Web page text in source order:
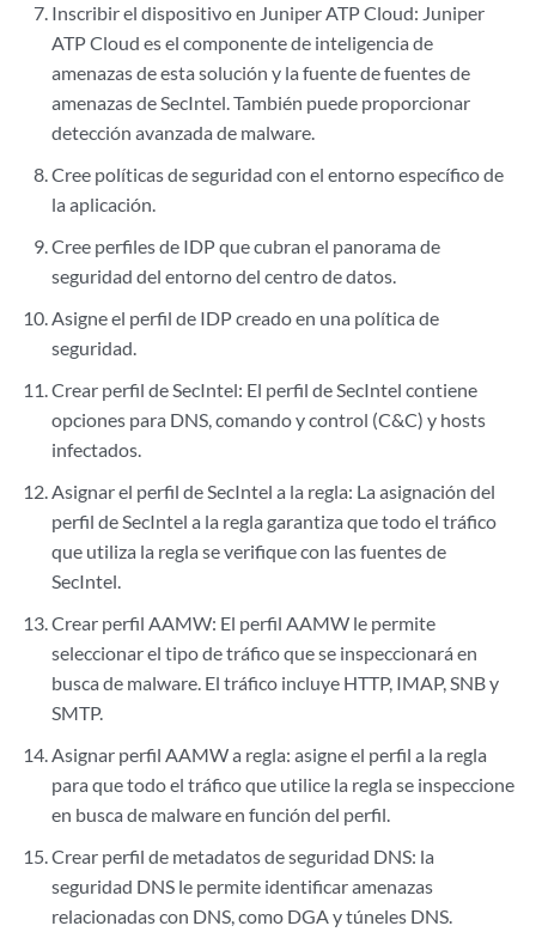
Inscribir el dispositivo en Juniper ATP Cloud: Juniper
ATP Cloud es el componente de inteligencia de
amenazas de esta solución y la fuente de fuentes de
amenazas de SecIntel. También puede proporcionar
detección avanzada de malware.
Cree políticas de seguridad con el entorno específico de
la aplicación.
Cree perfiles de IDP que cubran el panorama de
seguridad del entorno del centro de datos.
Asigne el perfil de IDP creado en una política de
seguridad.
Crear perfil de SecIntel: El perfil de SecIntel contiene
opciones para DNS, comando y control (C&C) y hosts
infectados.
Asignar el perfil de SecIntel a la regla: La asignación del
perfil de SecIntel a la regla garantiza que todo el tráfico
que utiliza la regla se verifique con las fuentes de
SecIntel.
Crear perfil AAMW: El perfil AAMW le permite
seleccionar el tipo de tráfico que se inspeccionará en
busca de malware. El tráfico incluye HTTP, IMAP, SNB y
SMTP.
Asignar perfil AAMW a regla: asigne el perfil a la regla
para que todo el tráfico que utilice la regla se inspeccione
en busca de malware en función del perfil.
Crear perfil de metadatos de seguridad DNS: la
seguridad DNS le permite identificar amenazas
relacionadas con DNS, como DGA y túneles DNS.